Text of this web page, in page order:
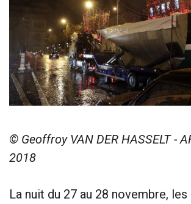
© Geoffroy VAN DER HASSELT -
2018
La nuit du 27 au 28 novembre,